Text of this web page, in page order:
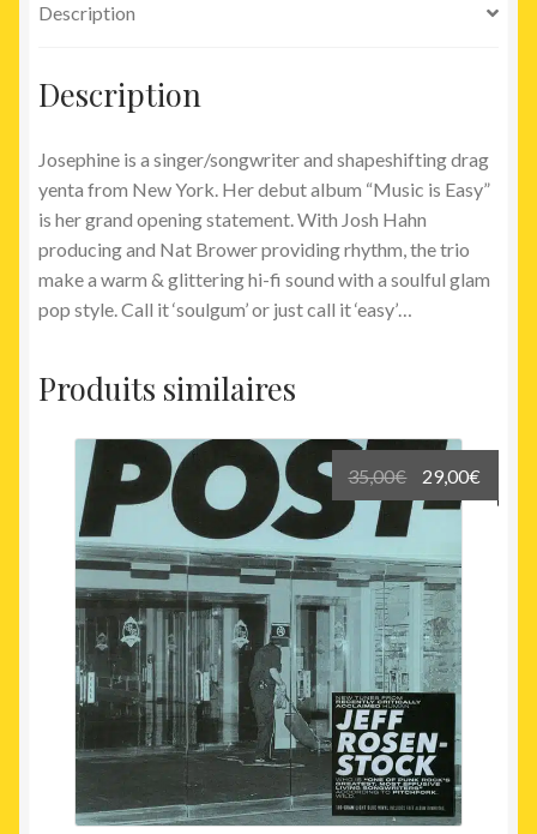
Description
Description
Josephine is a singer/songwriter and shapeshifting drag
yenta from New York. Her debut album “Music is Easy”
is her grand opening statement. With Josh Hahn
producing and Nat Brower providing rhythm, the trio
make a warm & glittering hi-fi sound with a soulful glam
pop style. Call it ‘soulgum’ or just call it ‘easy’…
Produits similaires
35,00€
Le
prix
était :
35,00€.
29,00€
prix